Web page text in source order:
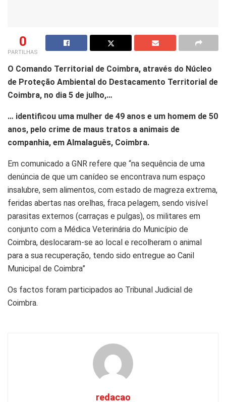
0
PARTILHAS
O Comando Territorial de Coimbra, através do Núcleo
de Proteção Ambiental do Destacamento Territorial de
Coimbra, no dia 5 de julho,…
… identificou uma mulher de 49 anos e um homem de 50
anos, pelo crime de maus tratos a animais de
companhia, em Almalaguês, Coimbra.
Em comunicado a GNR refere que “na sequência de uma
denúncia de que um canídeo se encontrava num espaço
insalubre, sem alimentos, com estado de magreza extrema,
feridas abertas nas orelhas, fraca pelagem, sendo visível
parasitas externos (carraças e pulgas), os militares em
conjunto com a Médica Veterinária do Município de
Coimbra, deslocaram-se ao local e recolheram o animal
para a sua recuperação, tendo sido entregue ao Canil
Municipal de Coimbra”
Os factos foram participados ao Tribunal Judicial de
Coimbra.
redacao